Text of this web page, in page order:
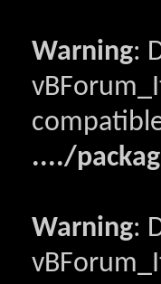
Warning:
..../
Warning: